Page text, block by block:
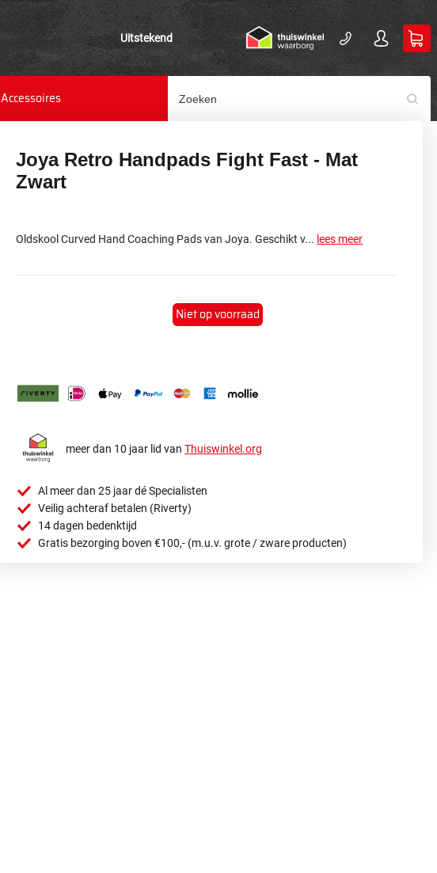
Uitstekend
Accessoires
Joya Retro Handpads Fight Fast - Mat
Zwart
Oldskool Curved Hand Coaching Pads van Joya. Geschikt v... lees meer
Niet op voorraad
meer dan 10 jaar lid vanThuiswinkel.org
Al meer dan 25 jaar dé Specialisten
Veilig achteraf betalen (Riverty)
14 dagen bedenktijd
Gratis bezorging boven €100,- (m.u.v. grote / zware producten)